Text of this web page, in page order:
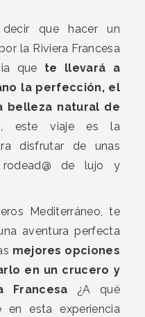
decir que hacer un
la Riviera Francesa
que te llevará a
la perfección, el
belleza natural de
este viaje es la
disfrutar de unas
rodead@ de lujo y
Mediterráneo, te
aventura perfecta
mejores opciones
en un crucero y
Francesa ¿A qué
en esta experiencia